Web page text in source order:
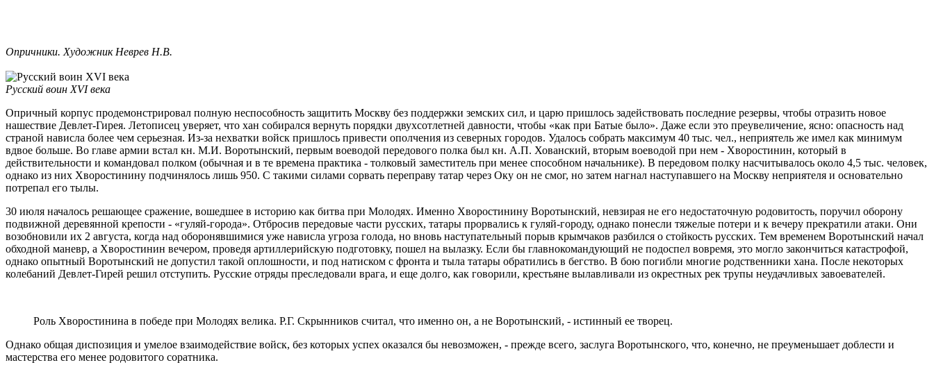
Опричники. Художник Неврев Н.В.
Русский воин XVI века
Опричный корпус продемонстрировал полную неспособность защитить Москву без поддержки земских сил, и царю пришлось задействовать последние резервы, чтобы отразить новое
нашествие Девлет-Гирея. Летописец уверяет, что хан собирался вернуть порядки двухсотлетней давности, чтобы «как при Батые было». Даже если это преувеличение, ясно: опасность над
страной нависла более чем серьезная. Из-за нехватки войск пришлось привести ополчения из северных городов. Удалось собрать максимум 40 тыс. чел., неприятель же имел как минимум
вдвое больше. Во главе армии встал кн. М.И. Воротынский, первым воеводой передового полка был кн. А.П. Хованский, вторым воеводой при нем - Хворостинин, который в
действительности и командовал полком (обычная и в те времена практика - толковый заместитель при менее способном начальнике). В передовом полку насчитывалось около 4,5 тыс. человек,
однако из них Хворостинину подчинялось лишь 950. С такими силами сорвать переправу татар через Оку он не смог, но затем нагнал наступавшего на Москву неприятеля и основательно
потрепал его тылы.
30 июля началось решающее сражение, вошедшее в историю как битва при Молодях. Именно Хворостинину Воротынский, невзирая не его недостаточную родовитость, поручил оборону
подвижной деревянной крепости - «гуляй-города». Отбросив передовые части русских, татары прорвались к гуляй-городу, однако понесли тяжелые потери и к вечеру прекратили атаки. Они
возобновили их 2 августа, когда над оборонявшимися уже нависла угроза голода, но вновь наступательный порыв крымчаков разбился о стойкость русских. Тем временем Воротынский начал
обходной маневр, а Хворостинин вечером, проведя артиллерийскую подготовку, пошел на вылазку. Если бы главнокомандующий не подоспел вовремя, это могло закончиться катастрофой,
однако опытный Воротынский не допустил такой оплошности, и под натиском с фронта и тыла татары обратились в бегство. В бою погибли многие родственники хана. После некоторых
колебаний Девлет-Гирей решил отступить. Русские отряды преследовали врага, и еще долго, как говорили, крестьяне вылавливали из окрестных рек трупы неудачливых завоевателей.
Роль Хворостинина в победе при Молодях велика. Р.Г. Скрынников считал, что именно он, а не Воротынский, - истинный ее творец.
Однако общая диспозиция и умелое взаимодействие войск, без которых успех оказался бы невозможен, - прежде всего, заслуга Воротынского, что, конечно, не преуменьшает доблести и
мастерства его менее родовитого соратника.